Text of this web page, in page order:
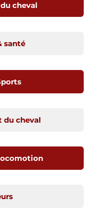
cheval
santé
du cheval